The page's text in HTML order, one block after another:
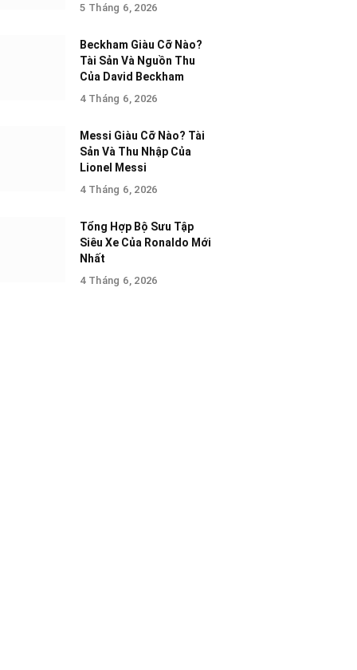
5 Tháng 6, 2026
Beckham Giàu Cỡ Nào?
Tài Sản Và Nguồn Thu
Của David Beckham
4 Tháng 6, 2026
Messi Giàu Cỡ Nào? Tài
Sản Và Thu Nhập Của
Lionel Messi
4 Tháng 6, 2026
Tổng Hợp Bộ Sưu Tập
Siêu Xe Của Ronaldo Mới
Nhất
4 Tháng 6, 2026